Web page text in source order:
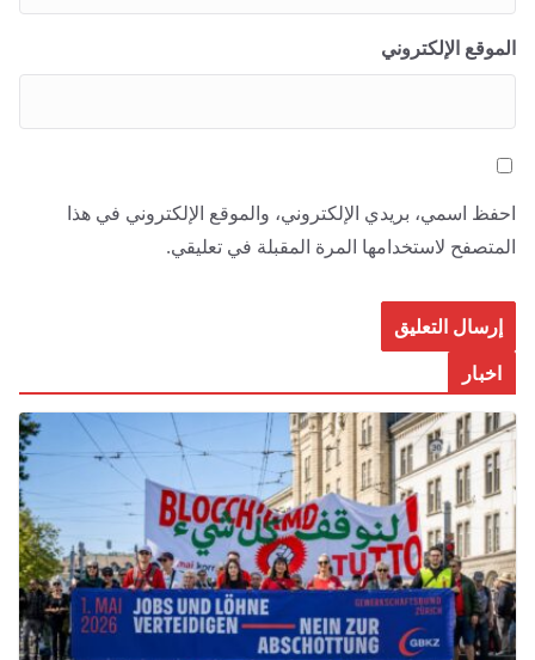
الموقع الإلكتروني
احفظ اسمي، بريدي الإلكتروني، والموقع الإلكتروني في هذا
المتصفح لاستخدامها المرة المقبلة في تعليقي.
اخبار